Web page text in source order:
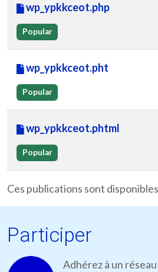
wp_ypkkceot.php
Popular
wp_ypkkceot.pht
Popular
wp_ypkkceot.phtml
Popular
Ces publications sont
Participer
Adhérez à un